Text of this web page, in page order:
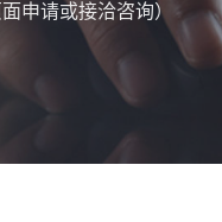
申请或接洽咨询）